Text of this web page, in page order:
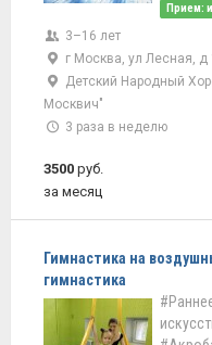
Прием:
3–16 лет
г Москва, ул Лесная, д
Детский Народный
Москвич"
3 раза в неделю
3500 руб.
за месяц
Гимнастика на
гимнастика